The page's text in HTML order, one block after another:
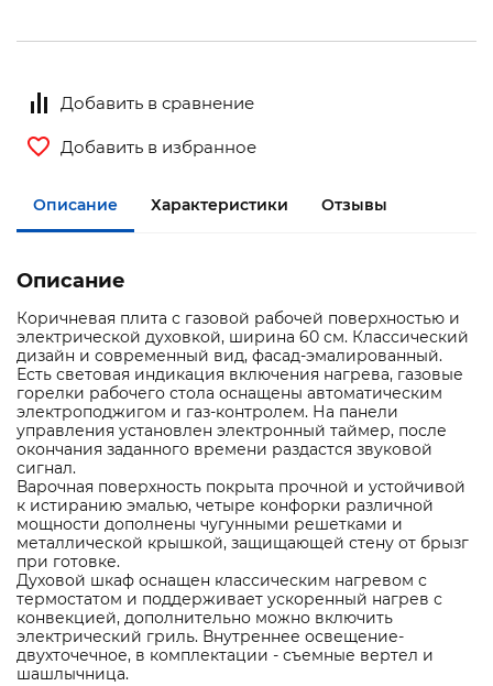
Добавить в сравнение
Добавить в избранное
Описание Характеристики Отзывы
Описание
Коричневая плита с газовой рабочей поверхностью и
электрической духовкой, ширина 60 см. Классический
дизайн и современный вид, фасад-эмалированный.
Есть световая индикация включения нагрева, газовые
горелки рабочего стола оснащены автоматическим
электроподжигом и газ-контролем. На панели
управления установлен электронный таймер, после
окончания заданного времени раздастся звуковой
сигнал.
Варочная поверхность покрыта прочной и устойчивой
к истиранию эмалью, четыре конфорки различной
мощности дополнены чугунными решетками и
металлической крышкой, защищающей стену от брызг
при готовке.
Духовой шкаф оснащен классическим нагревом с
термостатом и поддерживает ускоренный нагрев с
конвекцией, дополнительно можно включить
электрический гриль. Внутреннее освещение-
двухточечное, в комплектации - съемные вертел и
шашлычница.